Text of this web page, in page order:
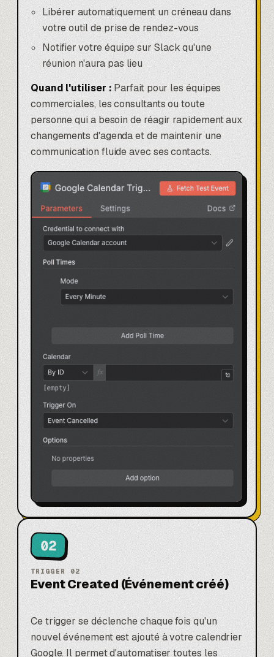
Libérer automatiquement un créneau dans
votre outil de prise de rendez-vous
Notifier votre équipe sur Slack qu'une
réunion n'aura pas lieu
Quand l'utiliser :Parfait pour les équipes
commerciales, les consultants ou toute
personne qui a besoin de réagir rapidement aux
changements d'agenda et de maintenir une
communication fluide avec ses contacts.
02
TRIGGER 02
Event Created (Événement créé)
Ce trigger se déclenche chaque fois qu'un
nouvel événement est ajouté à votre calendrier
Google. Il permet d'automatiser toutes les